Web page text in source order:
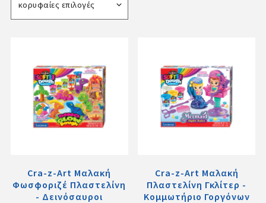
Cra-z-Art Μαλακή
Φωσφοριζέ Πλαστελίνη
- Δεινόσαυροι
Cra-z-Art Μαλακή
Πλαστελίνη Γκλίτερ -
Κομμωτήριο Γοργόνων